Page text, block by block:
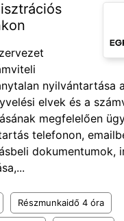
nyilvántartása
elvek és a
megfelelően
telefonon,
dokumentumok,
Részmunkaidő 4 óra